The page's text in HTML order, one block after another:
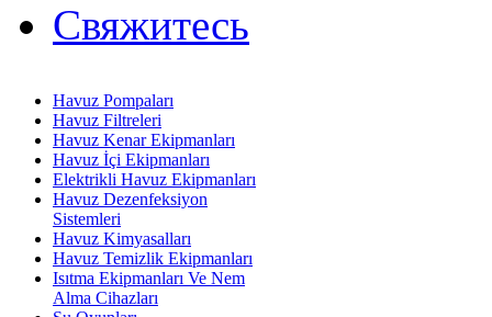
Свяжитесь
Havuz Pompaları
Havuz Filtreleri
Havuz Kenar Ekipmanları
Havuz İçi Ekipmanları
Elektrikli Havuz Ekipmanları
Havuz Dezenfeksiyon
Sistemleri
Havuz Kimyasalları
Havuz Temizlik Ekipmanları
Isıtma Ekipmanları Ve Nem
Alma Cihazları